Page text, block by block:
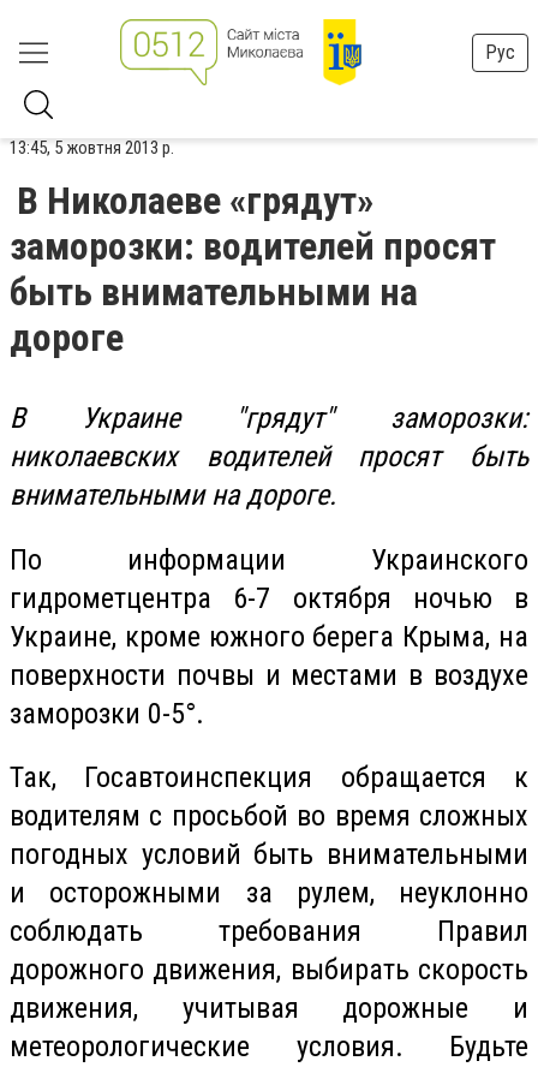
Рус
13:45, 5 жовтня 2013 р.
В Николаеве «грядут»
заморозки: водителей просят
быть внимательными на
дороге
В Украине "грядут" заморозки:
николаевских водителей просят быть
внимательными на дороге.
По информации Украинского
гидрометцентра 6-7 октября ночью в
Украине, кроме южного берега Крыма, на
поверхности почвы и местами в воздухе
заморозки 0-5°.
Так, Госавтоинспекция обращается к
водителям с просьбой во время сложных
погодных условий быть внимательными
и осторожными за рулем, неуклонно
соблюдать требования Правил
дорожного движения, выбирать скорость
движения, учитывая дорожные и
метеорологические условия. Будьте